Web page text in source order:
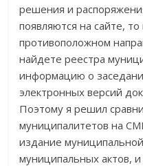
решения и
появляются на сайте,
противоположном
найдете реестра
информацию о
электронных версий
Поэтому я решил
муниципалитетов на
издание
муниципальных актов,